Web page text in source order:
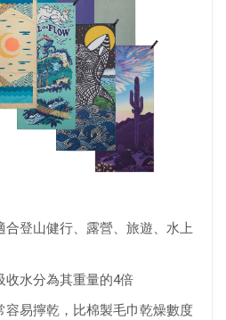
合登山健行、露營、旅遊、水上
收水分為其重量的4倍
容易擰乾，比棉製毛巾乾燥數度